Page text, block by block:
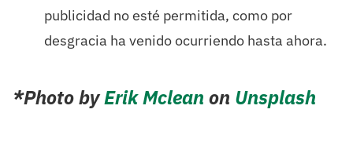
publicidad no esté permitida, como por
desgracia ha venido ocurriendo hasta ahora.
*Photo byErik Mclean on Unsplash